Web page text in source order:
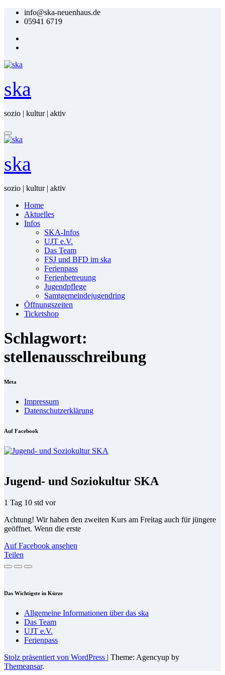
Zum
Inhalt
info@ska-neuenhaus.de
05941 6719
ska
sozio | kultur | aktiv
ska
sozio | kultur | aktiv
Home
Ak­tu­el­les
In­fos
SKA-In­fos
UJT e.V.
Das Team
FSJ und BFD im ska
Fe­ri­en­pass
Fe­ri­en­be­treu­ung
Ju­gend­pfle­ge
Samt­ge­mein­de­ju­gend­ring
Öff­nungs­zei­ten
Ti­cket­shop
Schlagwort:
stellenausschreibung
Me­ta
Im­pres­sum
Da­ten­schutz­er­klä­rung
Auf Face­book
Jugend- und Soziokultur SKA
1 Tag 10 std vor
Achtung! Wir haben den zweiten Kurs am Freitag auch für jüngere
geöffnet. Wenn die erste
Auf Facebook ansehen
Teilen
Das Wich­tigs­te in Kürze
All­ge­mei­ne In­for­ma­tio­nen über das ska
Das Team
UJT e.V.
Fe­ri­en­pass
Stolz präsentiert von WordPress | Theme: Agencyup by
Themeansar.